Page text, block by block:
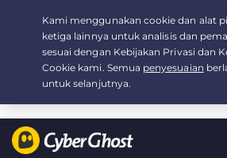
Your choice: The Best Dealfor
/month